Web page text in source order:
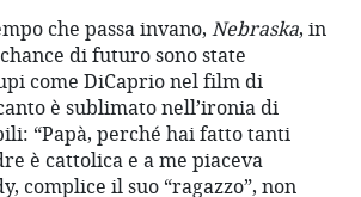
che passa invano, Nebraska, in
di futuro sono state
come DiCaprio nel film di
è sublimato nell’ironia di
“Papà, perché hai fatto tanti
è cattolica e a me piaceva
complice il suo “ragazzo”, non